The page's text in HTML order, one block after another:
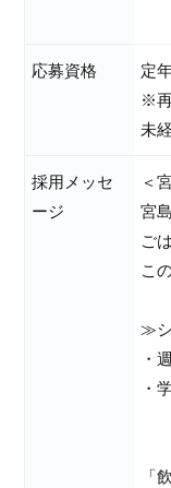
応募資格
定
※再
未
採用メッセ
ージ
＜
宮
ご
こ
≫シ
・
・
「